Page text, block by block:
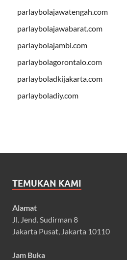
parlaybolajawatengah.com
parlaybolajawabarat.com
parlaybolajambi.com
parlaybolagorontalo.com
parlayboladkijakarta.com
parlayboladiy.com
TEMUKAN KAMI
Alamat
Jl. Jend. Sudirman 8
Jakarta Pusat, Jakarta 10110
Jam Buka